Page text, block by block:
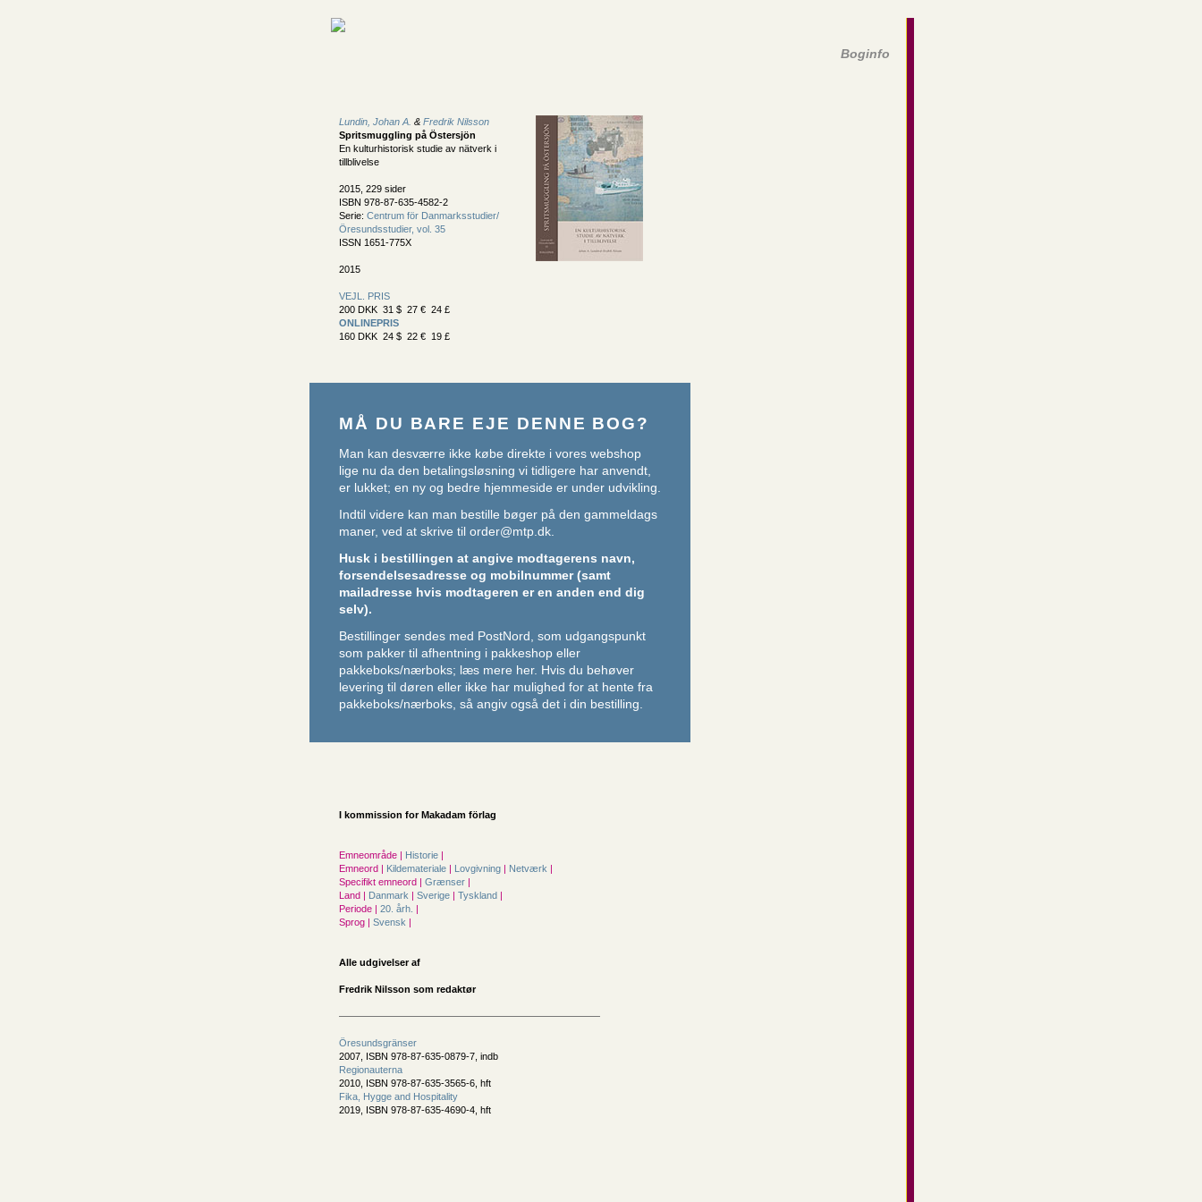
Boginfo
Lundin, Johan A. & Fredrik Nilsson
Spritsmuggling på Östersjön
En kulturhistorisk studie av nätverk i
tillblivelse
2015, 229 sider
ISBN 978-87-635-4582-2
Serie: Centrum för Danmarksstudier/
Öresundsstudier, vol. 35
ISSN 1651-775X
2015
VEJL. PRIS
200 DKK 31 $ 27 € 24 £
ONLINEPRIS
160 DKK 24 $ 22 € 19 £
MÅ DU BARE EJE DENNE BOG?
Man kan desværre ikke købe direkte i vores webshop
lige nu da den betalingsløsning vi tidligere har anvendt,
er lukket; en ny og bedre hjemmeside er under udvikling.
Indtil videre kan man bestille bøger på den gammeldags
maner, ved at skrive til order@mtp.dk.
Husk i bestillingen at angive modtagerens navn,
forsendelsesadresse og mobilnummer (samt
mailadresse hvis modtageren er en anden end dig
selv).
Bestillinger sendes med PostNord, som udgangspunkt
som pakker til afhentning i pakkeshop eller
pakkeboks/nærboks; læs mere her. Hvis du behøver
levering til døren eller ikke har mulighed for at hente fra
pakkeboks/nærboks, så angiv også det i din bestilling.
I kommission forMakadam förlag
Emneområde | Historie |
Emneord | Kildemateriale | Lovgivning | Netværk |
Specifikt emneord | Grænser |
Land | Danmark | Sverige | Tyskland |
Periode | 20. årh. |
Sprog | Svensk |
Alle udgivelser af
Fredrik Nilsson som redaktør
Öresundsgränser
2007, ISBN 978-87-635-0879-7, indb
Regionauterna
2010, ISBN 978-87-635-3565-6, hft
Fika, Hygge and Hospitality
2019, ISBN 978-87-635-4690-4, hft